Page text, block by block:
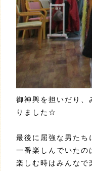
御神輿を担いだり、
りました☆
最後に屈強な男たち
一番楽しんでいたの
楽しむ時はみんなで